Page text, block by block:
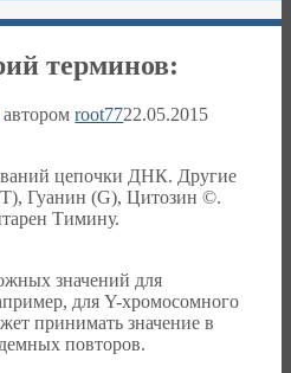
терминов:
авторомroot7722.05.2015
цепочки ДНК. Другие
Гуанин (G), Цитозин ©.
Тимину.
значений для
для Y-хромосомного
принимать значение в
повторов.